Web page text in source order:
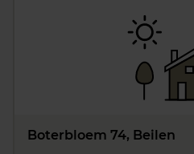
Boterbloem 74, Beilen